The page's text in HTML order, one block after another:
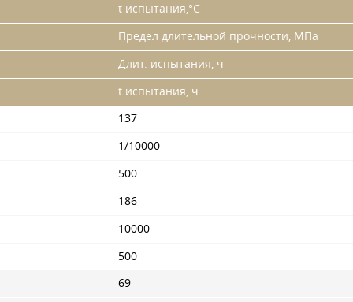
t испытания,°С
Предел длительной прочности, МПа
Длит. испытания, ч
t испытания, ч
137
1/10000
500
186
10000
500
69